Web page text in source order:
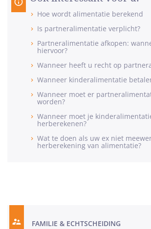
Hoe wordt alimentatie berekend
Is partneralimentatie verplicht?
Partneralimentatie afkopen:
hiervoor?
Wanneer heeft u recht op
Wanneer kinderalimentatie
Wanneer moet er
worden?
Wanneer moet je
herberekenen?
Wat te doen als uw ex niet
herberekening van alimentatie?
FAMILIE & ECHTSCHEIDING